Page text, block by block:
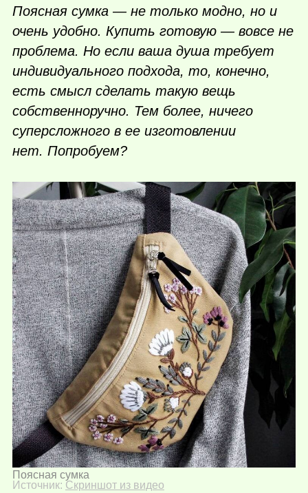
Поясная сумка — не только модно, но и
очень удобно. Купить готовую — вовсе не
проблема. Но если ваша душа требует
индивидуального подхода, то, конечно,
есть смысл сделать такую вещь
собственноручно. Тем более, ничего
суперсложного в ее изготовлении
нет. Попробуем?
Поясная сумка
Источник: Скриншот из видео